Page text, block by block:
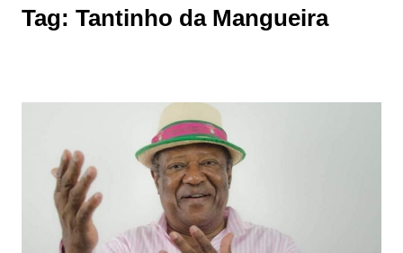
Tag: Tantinho da Mangueira